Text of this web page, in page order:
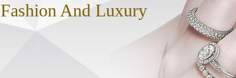
Fashion And Luxury